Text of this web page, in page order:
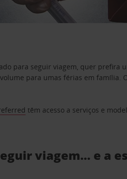
para seguir viagem, quer
para umas férias em
têm acesso a serviços e
viagem… e a